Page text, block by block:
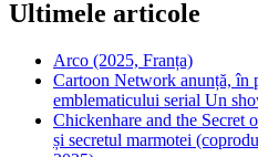
Ultimele articole
Arco (2025, Franța)
Cartoon Network anunță, în
emblematicului serial Un
Chickenhare and the Secret
și secretul marmotei